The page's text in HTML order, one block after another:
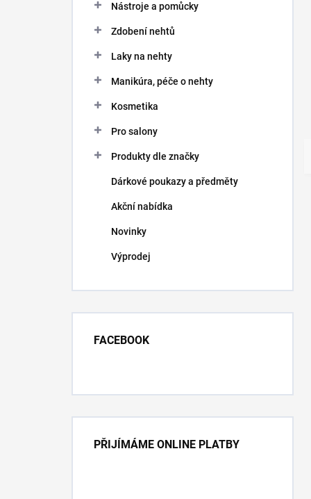
Nástroje a pomůcky
Zdobení nehtů
Laky na nehty
Manikúra, péče o nehty
Kosmetika
Pro salony
Produkty dle značky
Dárkové poukazy a předměty
Akční nabídka
Novinky
Výprodej
FACEBOOK
PŘIJÍMÁME ONLINE PLATBY